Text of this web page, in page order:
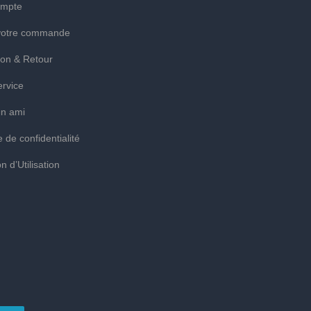
commande
& Retour
ami
de confidentialité
d’Utilisation